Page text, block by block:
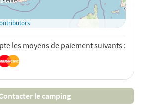
sur Google Maps
les moyens de paiement suivants :
Contacter le camping